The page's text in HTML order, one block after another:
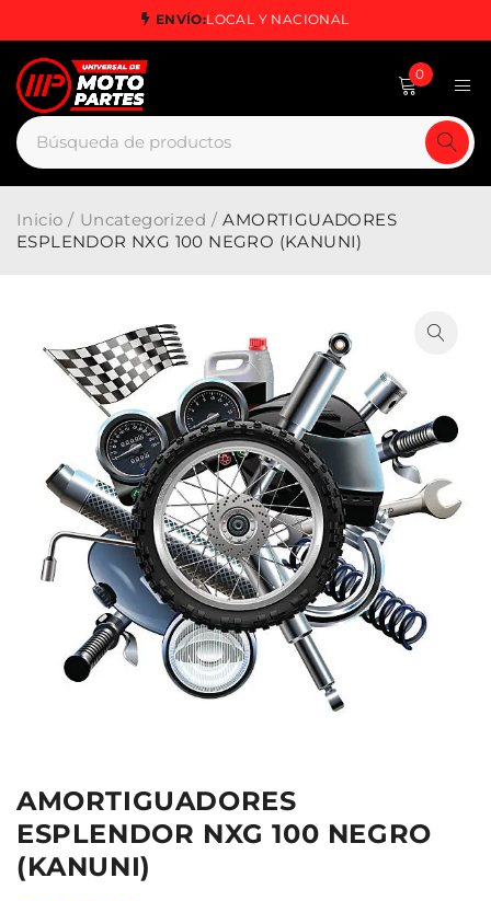
ENVÍO:LOCAL Y NACIONAL
0
Inicio / Uncategorized / AMORTIGUADORES
ESPLENDOR NXG 100 NEGRO (KANUNI)
AMORTIGUADORES
ESPLENDOR NXG 100 NEGRO
(KANUNI)